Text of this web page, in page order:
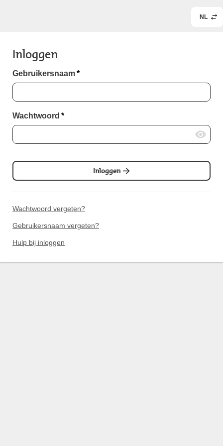
NL
Inloggen
Gebruikersnaam*
Wachtwoord *
Inloggen
Wachtwoord vergeten?
Gebruikersnaam vergeten?
Hulp bij inloggen